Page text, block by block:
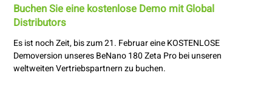
Buchen Sie eine kostenlose Demo mit Global
Distributors
Es ist noch Zeit, bis zum 21. Februar eine KOSTENLOSE
Demoversion unseres BeNano 180 Zeta Pro bei unseren
weltweiten Vertriebspartnern zu buchen.